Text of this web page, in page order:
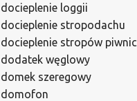
docieplenie loggii
docieplenie stropodachu
docieplenie stropów piwnic
dodatek węglowy
domek szeregowy
domofon